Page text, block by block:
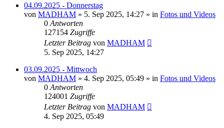
04.09.2025 - Donnerstag
von MADHAM » 5. Sep 2025, 14:27 » in Fotos und Videos
0 Antworten
127154 Zugriffe
Letzter Beitrag von MADHAM
5. Sep 2025, 14:27
03.09.2025 - Mittwoch
von MADHAM » 4. Sep 2025, 05:49 » in Fotos und Videos
0 Antworten
124001 Zugriffe
Letzter Beitrag von MADHAM
4. Sep 2025, 05:49